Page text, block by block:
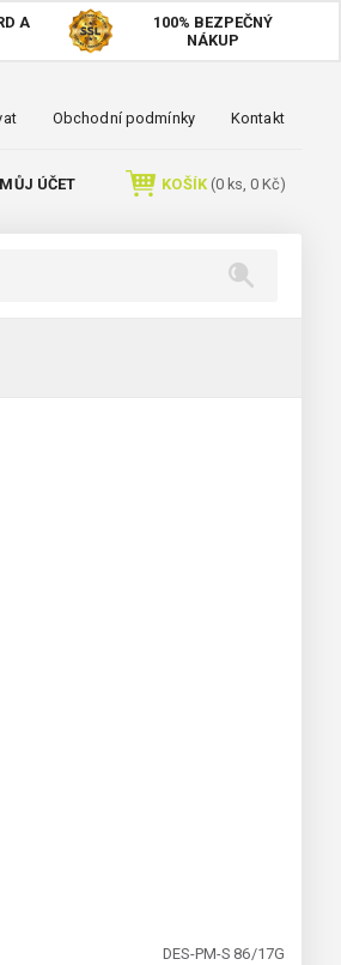
A
100% BEZPEČNÝ
NÁKUP
Obchodní podmínky Kontakt
MŮJ ÚČET KOŠÍK(0ks, 0 Kč)
DES-PM-S 86/17G